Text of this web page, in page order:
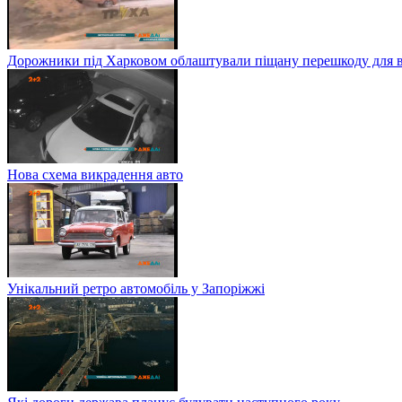
Дорожники під Харковом облаштували піщану перешкоду для
Нова схема викрадення авто
Унікальний ретро автомобіль у Запоріжжі